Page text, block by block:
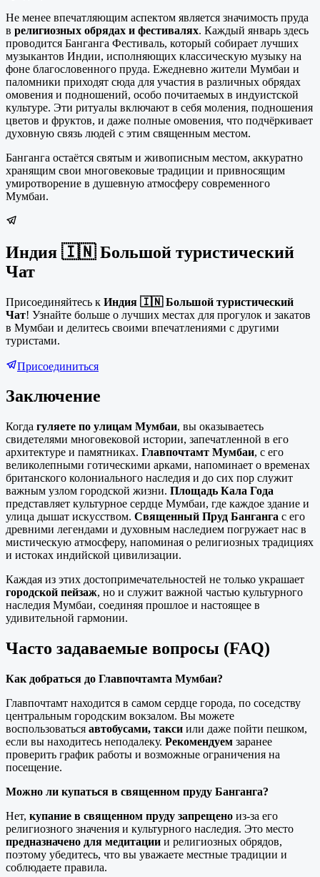
Не менее впечатляющим аспектом является значимость пруда
в религиозных обрядах и фестивалях. Каждый январь здесь
проводится Банганга Фестиваль, который собирает лучших
музыкантов Индии, исполняющих классическую музыку на
фоне благословенного пруда. Ежедневно жители Мумбаи и
паломники приходят сюда для участия в различных обрядах
омовения и подношений, особо почитаемых в индуистской
культуре. Эти ритуалы включают в себя моления, подношения
цветов и фруктов, и даже полные омовения, что подчёркивает
духовную связь людей с этим священным местом.
Банганга остаётся святым и живописным местом, аккуратно
хранящим свои многовековые традиции и привносящим
умиротворение в душевную атмосферу современного
Мумбаи.
Индия 🇮🇳 Большой туристический
Чат
Присоединяйтесь к Индия 🇮🇳 Большой туристический
Чат! Узнайте больше о лучших местах для прогулок и закатов
в Мумбаи и делитесь своими впечатлениями с другими
туристами.
Присоединиться
Заключение
Когда гуляете по улицам Мумбаи, вы оказываетесь
свидетелями многовековой истории, запечатленной в его
архитектуре и памятниках. Главпочтамт Мумбаи, с его
великолепными готическими арками, напоминает о временах
британского колониального наследия и до сих пор служит
важным узлом городской жизни. Площадь Кала Года
представляет культурное сердце Мумбаи, где каждое здание и
улица дышат искусством. Священный Пруд Банганга с его
древними легендами и духовным наследием погружает нас в
мистическую атмосферу, напоминая о религиозных традициях
и истоках индийской цивилизации.
Каждая из этих достопримечательностей не только украшает
городской пейзаж, но и служит важной частью культурного
наследия Мумбаи, соединяя прошлое и настоящее в
удивительной гармонии.
Часто задаваемые вопросы (FAQ)
Как добраться до Главпочтамта Мумбаи?
Главпочтамт находится в самом сердце города, по соседству
центральным городским вокзалом. Вы можете
воспользоваться автобусами, такси или даже пойти пешком,
если вы находитесь неподалеку. Рекомендуем заранее
проверить график работы и возможные ограничения на
посещение.
Можно ли купаться в священном пруду Банганга?
Нет, купание в священном пруду запрещено из-за его
религиозного значения и культурного наследия. Это место
предназначено для медитации и религиозных обрядов,
поэтому убедитесь, что вы уважаете местные традиции и
соблюдаете правила.